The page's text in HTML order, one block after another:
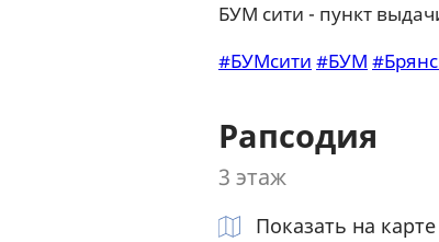
БУМ сити - пункт
#БУМсити #БУМ
Рапсодия
3 этаж
Показать на карте